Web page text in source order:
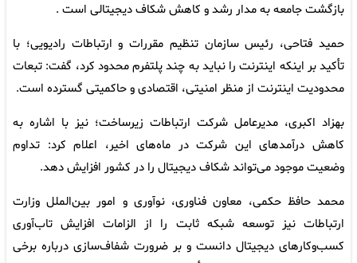
بازگشت جامعه به مدار رشد و کاهش شکاف دیجیتالی است .
حمید فتاحی، رئیس سازمان تنظیم مقررات و ارتباطات رادیویی؛ با
تأکید بر اینکه اینترنت را نباید به چند پلتفرم محدود کرد، گفت: تبعات
محدودیت اینترنت از منظر امنیتی، اقتصادی و حاکمیتی گسترده است.
بهزاد اکبری، مدیرعامل شرکت ارتباطات زیرساخت؛ نیز با اشاره به
کاهش درآمدهای این شرکت در ماه‌های اخیر، اعلام کرد: تداوم
وضعیت موجود می‌تواند شکاف دیجیتال را در کشور افزایش دهد.
محمد حافظ حکمی، معاون فناوری، نوآوری و امور بین‌الملل وزارت
ارتباطات نیز توسعه شبکه ثابت را از الزامات افزایش تاب‌آوری
کسب‌وکارهای دیجیتال دانست و بر ضرورت شفاف‌سازی درباره برخی